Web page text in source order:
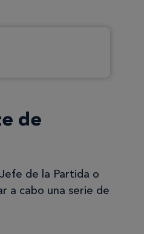
de
de la Partida o
a cabo una serie de